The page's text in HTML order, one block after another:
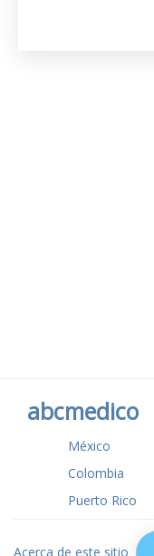
abcmedico
México
Colombia
Puerto Rico
Acerca de este sitio